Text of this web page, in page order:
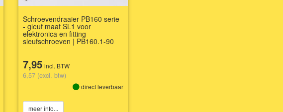
Schroevendraaier PB160 serie
- gleuf maat SL1 voor
elektronica en fitting
sleufschroeven | PB160.1-90
7,95 incl. BTW
6,57 (excl. btw)
direct leverbaar
meer info...